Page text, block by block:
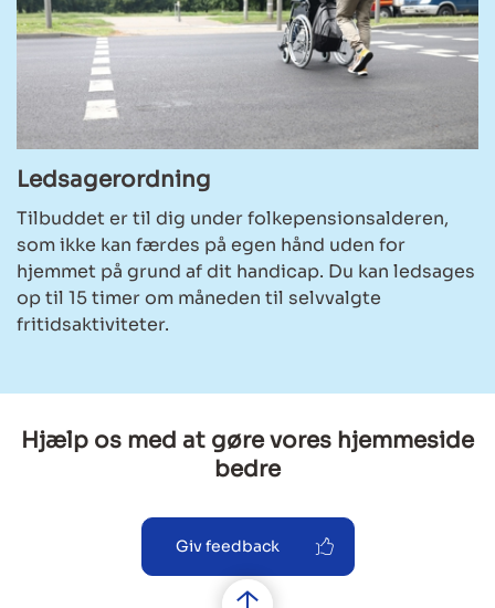
Ledsagerordning
Tilbuddet er til dig under folkepensionsalderen,
som ikke kan færdes på egen hånd uden for
hjemmet på grund af dit handicap. Du kan ledsages
op til 15 timer om måneden til selvvalgte
fritidsaktiviteter.
Hjælp os med at gøre vores hjemmeside
bedre
Giv feedback